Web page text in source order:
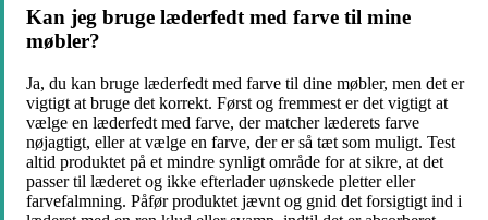
Kan jeg bruge læderfedt med farve til mine
møbler?
Ja, du kan bruge læderfedt med farve til dine møbler, men det er
vigtigt at bruge det korrekt. Først og fremmest er det vigtigt at
vælge en læderfedt med farve, der matcher læderets farve
nøjagtigt, eller at vælge en farve, der er så tæt som muligt. Test
altid produktet på et mindre synligt område for at sikre, at det
passer til læderet og ikke efterlader uønskede pletter eller
farvefalmning. Påfør produktet jævnt og gnid det forsigtigt ind i